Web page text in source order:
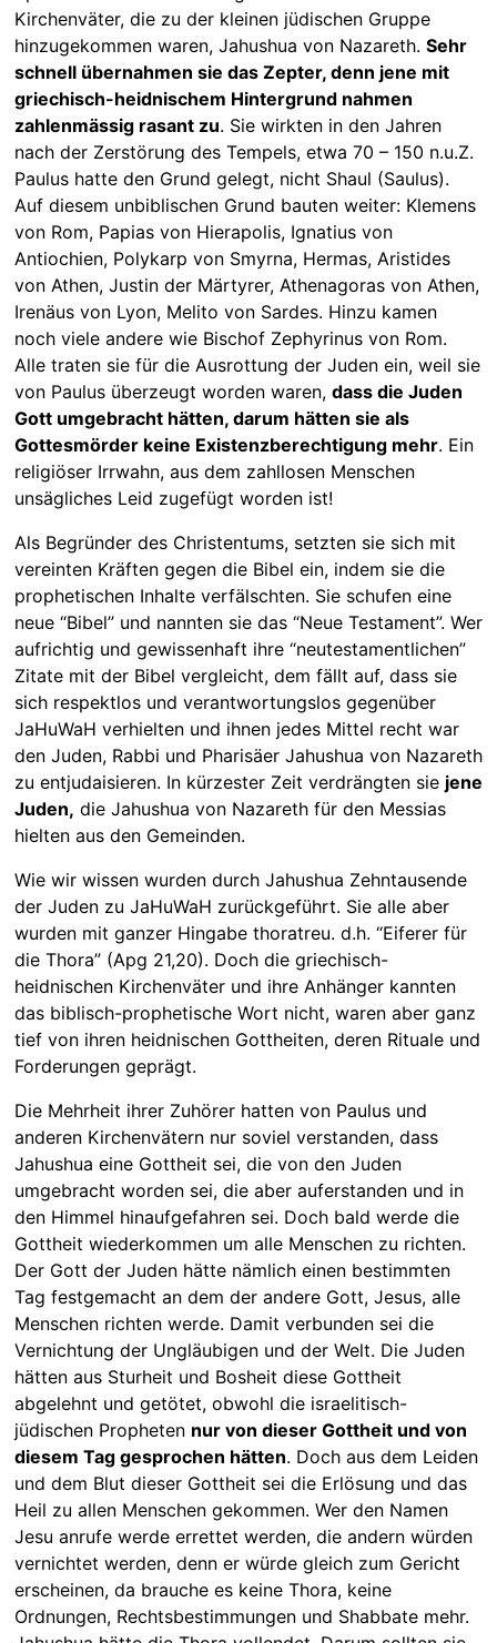
Kirchenväter, die zu der kleinen jüdischen Gruppe
hinzugekommen waren, Jahushua von Nazareth. Sehr
schnell übernahmen sie das Zepter, denn jene mit
griechisch-heidnischem Hintergrund nahmen
zahlenmässig rasant zu. Sie wirkten in den Jahren
nach der Zerstörung des Tempels, etwa 70 – 150 n.u.Z.
Paulus hatte den Grund gelegt, nicht Shaul (Saulus).
Auf diesem unbiblischen Grund bauten weiter: Klemens
von Rom, Papias von Hierapolis, Ignatius von
Antiochien, Polykarp von Smyrna, Hermas, Aristides
von Athen, Justin der Märtyrer, Athenagoras von Athen,
Irenäus von Lyon, Melito von Sardes. Hinzu kamen
noch viele andere wie Bischof Zephyrinus von Rom.
Alle traten sie für die Ausrottung der Juden ein, weil sie
von Paulus überzeugt worden waren, dass die Juden
Gott umgebracht hätten, darum hätten sie als
Gottesmörder keine Existenzberechtigung mehr. Ein
religiöser Irrwahn, aus dem zahllosen Menschen
unsägliches Leid zugefügt worden ist!
Als Begründer des Christentums, setzten sie sich mit
vereinten Kräften gegen die Bibel ein, indem sie die
prophetischen Inhalte verfälschten. Sie schufen eine
neue “Bibel” und nannten sie das “Neue Testament”. Wer
aufrichtig und gewissenhaft ihre “neutestamentlichen”
Zitate mit der Bibel vergleicht, dem fällt auf, dass sie
sich respektlos und verantwortungslos gegenüber
JaHuWaH verhielten und ihnen jedes Mittel recht war
den Juden, Rabbi und Pharisäer Jahushua von Nazareth
zu entjudaisieren. In kürzester Zeit verdrängten sie jene
Juden, die Jahushua von Nazareth für den Messias
hielten aus den Gemeinden.
Wie wir wissen wurden durch Jahushua Zehntausende
der Juden zu JaHuWaH zurückgeführt. Sie alle aber
wurden mit ganzer Hingabe thoratreu. d.h. “Eiferer für
die Thora” (Apg 21,20). Doch die griechisch-
heidnischen Kirchenväter und ihre Anhänger kannten
das biblisch-prophetische Wort nicht, waren aber ganz
tief von ihren heidnischen Gottheiten, deren Rituale und
Forderungen geprägt.
Die Mehrheit ihrer Zuhörer hatten von Paulus und
anderen Kirchenvätern nur soviel verstanden, dass
Jahushua eine Gottheit sei, die von den Juden
umgebracht worden sei, die aber auferstanden und in
den Himmel hinaufgefahren sei. Doch bald werde die
Gottheit wiederkommen um alle Menschen zu richten.
Der Gott der Juden hätte nämlich einen bestimmten
Tag festgemacht an dem der andere Gott, Jesus, alle
Menschen richten werde. Damit verbunden sei die
Vernichtung der Ungläubigen und der Welt. Die Juden
hätten aus Sturheit und Bosheit diese Gottheit
abgelehnt und getötet, obwohl die israelitisch-
jüdischen Propheten nur von dieser Gottheit und von
diesem Tag gesprochen hätten. Doch aus dem Leiden
und dem Blut dieser Gottheit sei die Erlösung und das
Heil zu allen Menschen gekommen. Wer den Namen
Jesu anrufe werde errettet werden, die andern würden
vernichtet werden, denn er würde gleich zum Gericht
erscheinen, da brauche es keine Thora, keine
Ordnungen, Rechtsbestimmungen und Shabbate mehr.